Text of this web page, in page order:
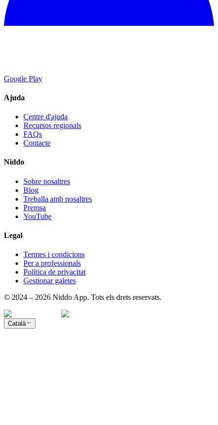
Google Play
Ajuda
Centre d'ajuda
Recursos regionals
FAQs
Contacte
Niddo
Sobre nosaltres
Blog
Treballa amb nosaltres
Premsa
YouTube
Legal
Termes i condicions
Per a professionals
Política de privacitat
Gestionar galetes
© 2024 – 2026 Niddo App. Tots els drets reservats.
Català